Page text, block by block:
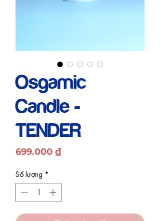
Osgamic
Candle -
TENDER
699.000 ₫Giá
Số lượng *